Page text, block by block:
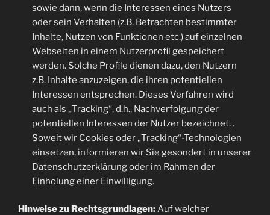
sowie dann, wenn die Interessen eines Nutzers
oder sein Verhalten (z.B. Betrachten bestimmter
Inhalte, Nutzen von Funktionen etc.) auf einzelnen
Webseiten in einem Nutzerprofil gespeichert
werden. Solche Profile dienen dazu, den Nutzern
z.B. Inhalte anzuzeigen, die ihren potentiellen
Interessen entsprechen. Dieses Verfahren wird
auch als „Tracking“, d.h., Nachverfolgung der
potentiellen Interessen der Nutzer bezeichnet. .
Soweit wir Cookies oder „Tracking“-Technologien
einsetzen, informieren wir Sie gesondert in unserer
Datenschutzerklärung oder im Rahmen der
Einholung einer Einwilligung.
Hinweise zu Rechtsgrundlagen:Auf welcher